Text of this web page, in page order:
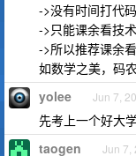
->没有时间打代码
->只能课余看技
->所以推荐课余
如数学之美，码
yolee Jun 7,
先考上一个好大学
taogen Jun 7,